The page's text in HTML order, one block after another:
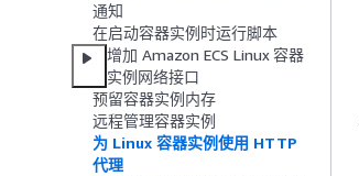
通知
在启动容器实例时运行脚本
增加 Amazon ECS Linux 容器
实例网络接口
预留容器实例内存
远程管理容器实例
为 Linux 容器实例使用 HTTP
代理